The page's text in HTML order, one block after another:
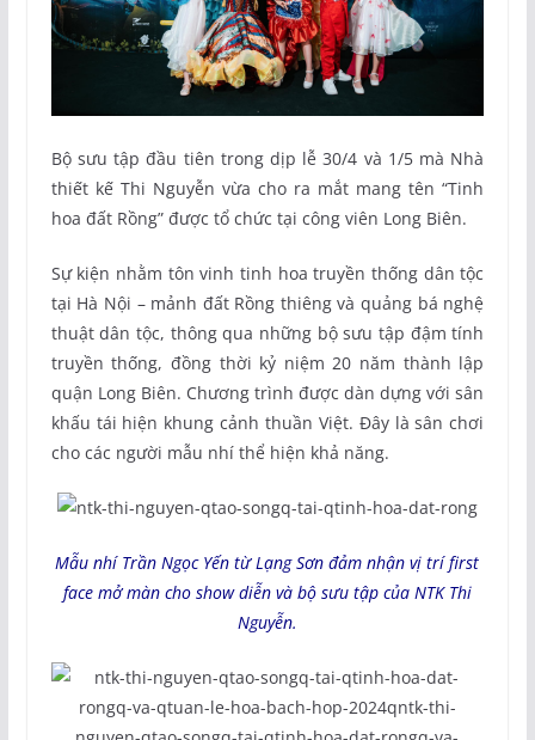
Bộ sưu tập đầu tiên trong dịp lễ 30/4 và 1/5 mà Nhà
thiết kế Thi Nguyễn vừa cho ra mắt mang tên “Tinh
hoa đất Rồng” được tổ chức tại công viên Long Biên.
Sự kiện nhằm tôn vinh tinh hoa truyền thống dân tộc
tại Hà Nội – mảnh đất Rồng thiêng và quảng bá nghệ
thuật dân tộc, thông qua những bộ sưu tập đậm tính
truyền thống, đồng thời kỷ niệm 20 năm thành lập
quận Long Biên. Chương trình được dàn dựng với sân
khấu tái hiện khung cảnh thuần Việt. Đây là sân chơi
cho các người mẫu nhí thể hiện khả năng.
Mẫu nhí Trần Ngọc Yến từ Lạng Sơn đảm nhận vị trí first
face mở màn cho show diễn và bộ sưu tập của NTK Thi
Nguyễn.